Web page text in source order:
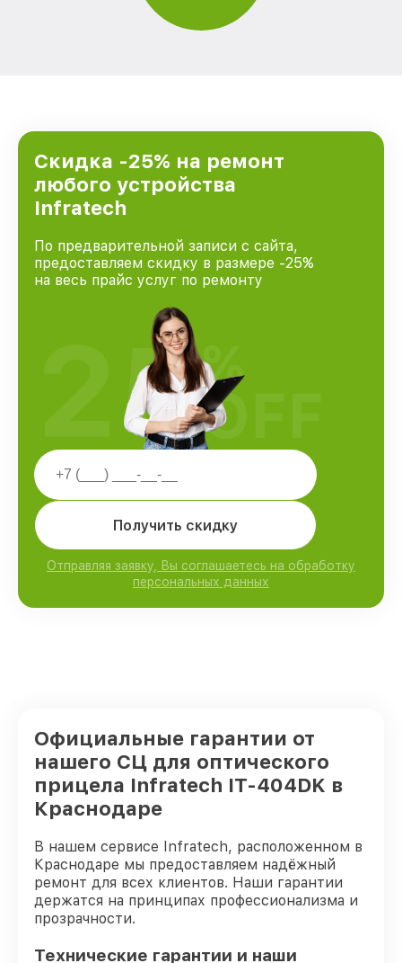
Скидка -25% на ремонт
любого устройства
Infratech
По предварительной записи с сайта,
предоставляем скидку в размере -25%
на весь прайс услуг по ремонту
Получить скидку
Отправляя заявку, Вы соглашаетесь на обработку
персональных данных
25%
OFF
Официальные гарантии от
нашего СЦ для оптического
прицела Infratech IT-404DK в
Краснодаре
В нашем сервисе Infratech, расположенном в
Краснодаре мы предоставляем надёжный
ремонт для всех клиентов. Наши гарантии
держатся на принципах профессионализма и
прозрачности.
Технические гарантии и наши